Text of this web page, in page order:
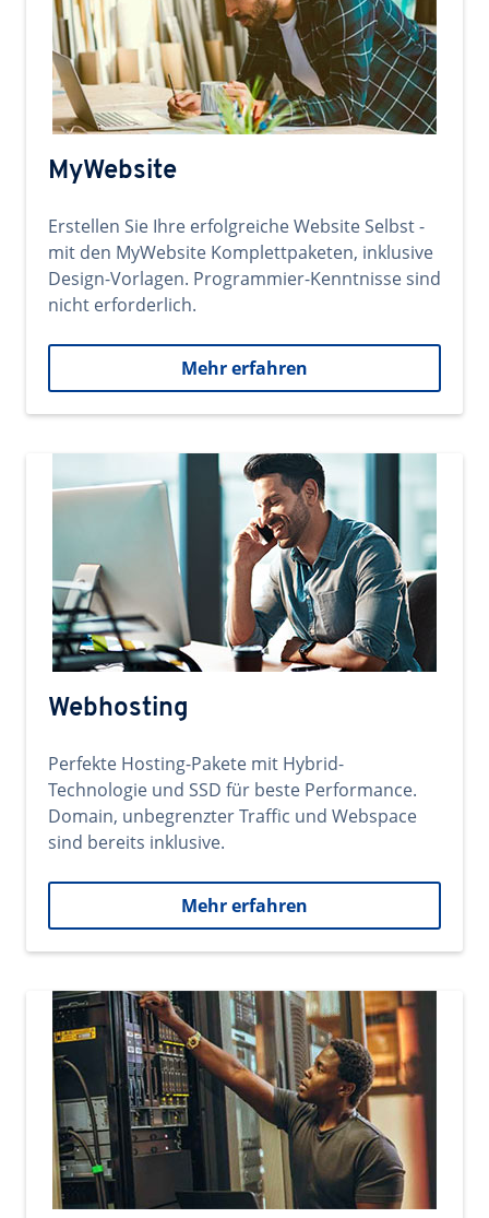
MyWebsite
Erstellen Sie Ihre erfolgreiche Website Selbst -
mit den MyWebsite Komplettpaketen, inklusive
Design-Vorlagen. Programmier-Kenntnisse sind
nicht erforderlich.
Mehr erfahren
Webhosting
Perfekte Hosting-Pakete mit Hybrid-
Technologie und SSD für beste Performance.
Domain, unbegrenzter Traffic und Webspace
sind bereits inklusive.
Mehr erfahren